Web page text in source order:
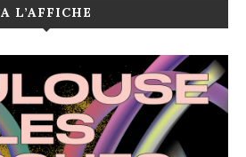
A L’AFFICHE